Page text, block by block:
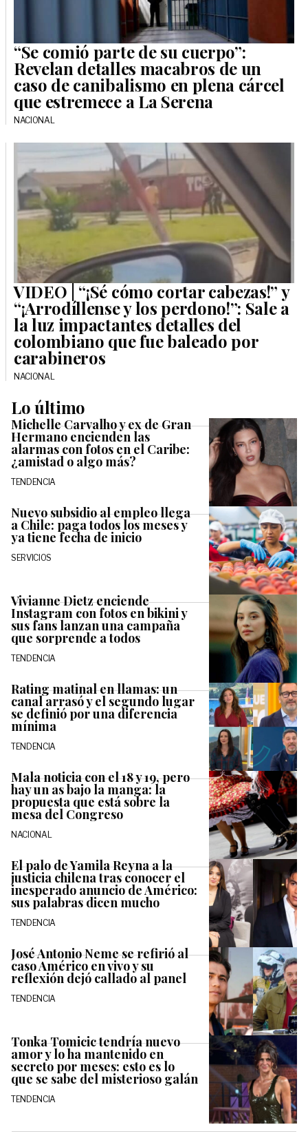
“Se comió parte de su cuerpo”:
Revelan detalles macabros de un
caso de canibalismo en plena cárcel
que estremece a La Serena
NACIONAL
VIDEO | “¡Sé cómo cortar cabezas!” y
“¡Arrodíllense y los perdono!”: Sale a
la luz impactantes detalles del
colombiano que fue baleado por
carabineros
NACIONAL
Lo último
Michelle Carvalho y ex de Gran
Hermano encienden las
alarmas con fotos en el Caribe:
¿amistad o algo más?
TENDENCIA
Nuevo subsidio al empleo llega
a Chile: paga todos los meses y
ya tiene fecha de inicio
SERVICIOS
Vivianne Dietz enciende
Instagram con fotos en bikini y
sus fans lanzan una campaña
que sorprende a todos
TENDENCIA
Rating matinal en llamas: un
canal arrasó y el segundo lugar
se definió por una diferencia
mínima
TENDENCIA
Mala noticia con el 18 y 19, pero
hay un as bajo la manga: la
propuesta que está sobre la
mesa del Congreso
NACIONAL
El palo de Yamila Reyna a la
justicia chilena tras conocer el
inesperado anuncio de Américo:
sus palabras dicen mucho
TENDENCIA
José Antonio Neme se refirió al
caso Américo en vivo y su
reflexión dejó callado al panel
TENDENCIA
Tonka Tomicic tendría nuevo
amor y lo ha mantenido en
secreto por meses: esto es lo
que se sabe del misterioso galán
TENDENCIA